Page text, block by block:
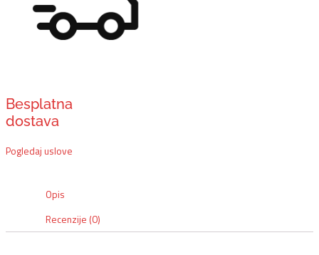
Besplatna
dostava
Pogledaj uslove
Opis
Recenzije (0)